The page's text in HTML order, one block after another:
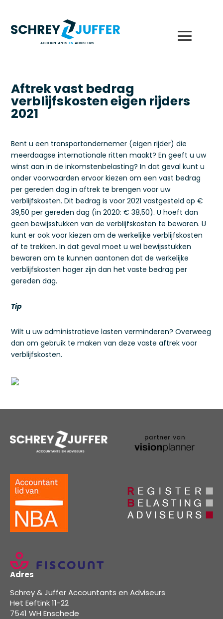
Aftrek vast bedrag
verblijfskosten eigen rijders
2021
Bent u een transportondernemer (eigen rijder) die
meerdaagse internationale ritten maakt? En geeft u uw
winst aan in de inkomstenbelasting? In dat geval kunt u
onder voorwaarden ervoor kiezen om een vast bedrag
per gereden dag in aftrek te brengen voor uw
verblijfskosten. Dit bedrag is voor 2021 vastgesteld op €
39,50 per gereden dag (in 2020: € 38,50). U hoeft dan
geen bewijsstukken van de verblijfskosten te bewaren. U
kunt er ook voor kiezen om de werkelijke verblijfskosten
af te trekken. In dat geval moet u wel bewijsstukken
bewaren om te kunnen aantonen dat de werkelijke
verblijfskosten hoger zijn dan het vaste bedrag per
gereden dag.
Tip
Wilt u uw administratieve lasten verminderen? Overweeg
dan om gebruik te maken van deze vaste aftrek voor
verblijfskosten.
Adres
Schrey & Juffer Accountants en Adviseurs
Het Eeftink 11-22
7541 WH Enschede